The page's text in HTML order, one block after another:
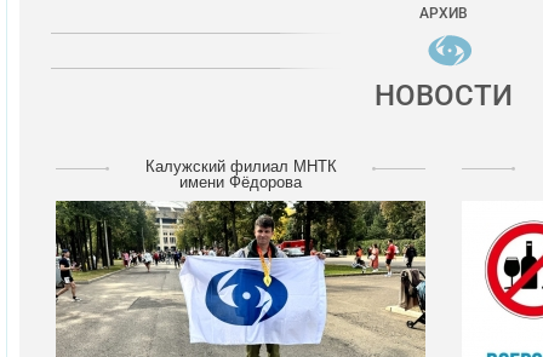
АРХИВ
НОВОСТИ
Калужский филиал МНТК
имени Фёдорова